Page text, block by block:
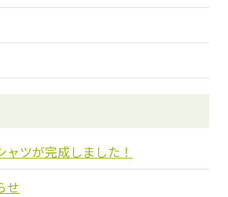
ツが完成しました！
せ